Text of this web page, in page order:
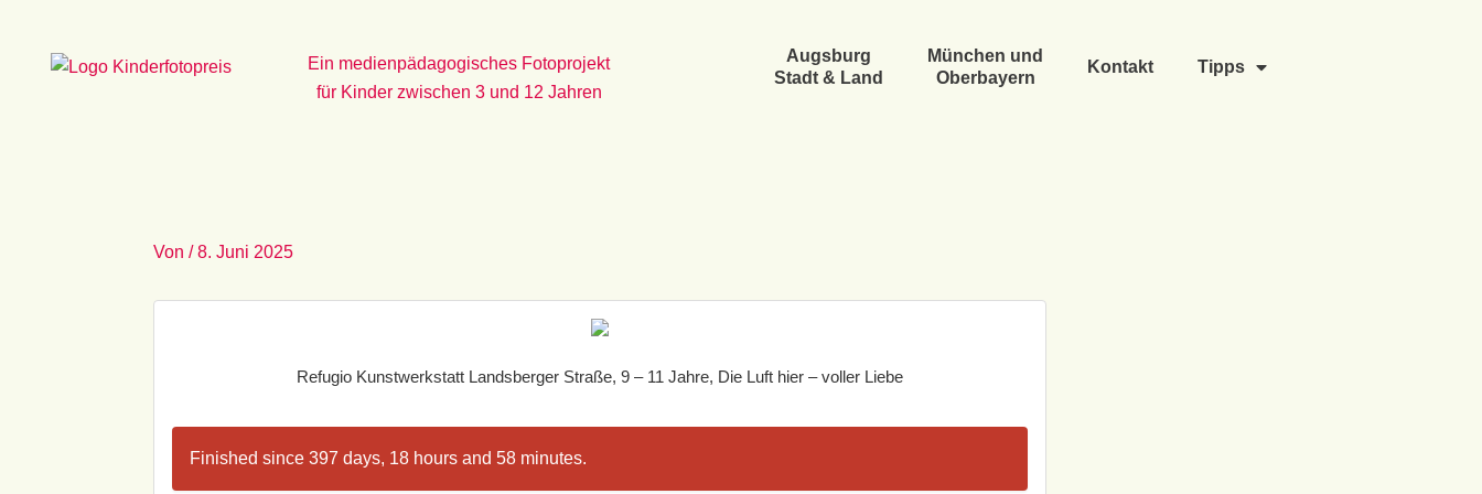
springen
Ein medienpädagogisches Fotoprojekt
für Kinder zwischen 3 und 12 Jahren
Augsburg
Stadt & Land
München und
Oberbayern
Kontakt Tipps
Von /8. Juni 2025
Refugio Kunstwerkstatt Landsberger Straße, 9 – 11 Jahre, Die Luft hier – voller Liebe
Finished since 397 days, 18 hours and 58 minutes.